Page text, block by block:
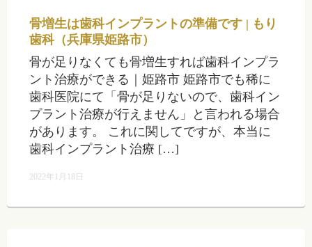
骨増生は歯科インプラントの準備です | もり
歯科（兵庫県姫路市）
骨が足りなくても骨増生すれば歯科インプラ
ント治療ができる｜姫路市 姫路市でも稀に
歯科医院にて「骨が足りないので、歯科イン
プラント治療が行えません」と言われる場合
があります。 これに関してですが、本当に
歯科インプラント治療 […]
2022年1月18日